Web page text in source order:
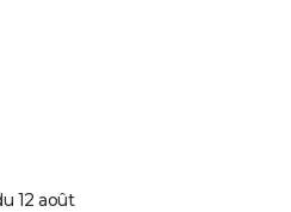
12 août